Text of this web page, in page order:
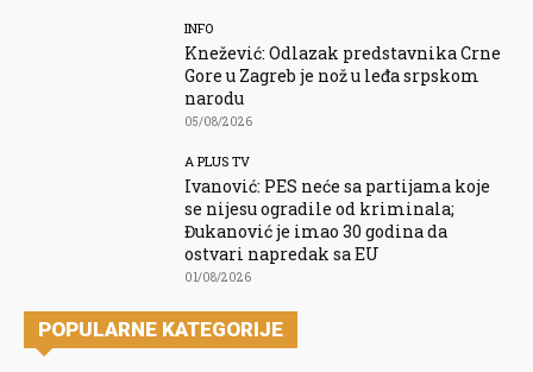
INFO
Knežević: Odlazak predstavnika Crne
Gore u Zagreb je nož u leđa srpskom
narodu
05/08/2026
A PLUS TV
Ivanović: PES neće sa partijama koje
se nijesu ogradile od kriminala;
Đukanović je imao 30 godina da
ostvari napredak sa EU
01/08/2026
POPULARNE KATEGORIJE